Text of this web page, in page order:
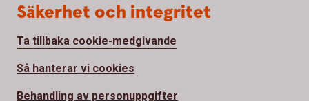
Säkerhet och integritet
Ta tillbaka cookie-medgivande
Så hanterar vi cookies
Behandling av personuppgifter